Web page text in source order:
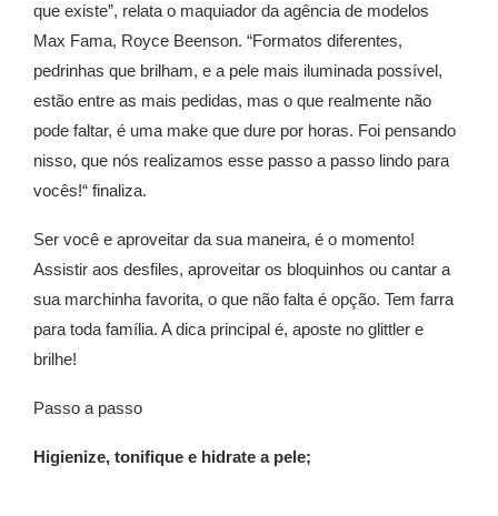
que existe”, relata o maquiador da agência de modelos
Max Fama, Royce Beenson. “Formatos diferentes,
pedrinhas que brilham, e a pele mais iluminada possível,
estão entre as mais pedidas, mas o que realmente não
pode faltar, é uma make que dure por horas. Foi pensando
nisso, que nós realizamos esse passo a passo lindo para
vocês!“ finaliza.
Ser você e aproveitar da sua maneira, é o momento!
Assistir aos desfiles, aproveitar os bloquinhos ou cantar a
sua marchinha favorita, o que não falta é opção. Tem farra
para toda família. A dica principal é, aposte no glittler e
brilhe!
Passo a passo
Higienize, tonifique e hidrate a pele;